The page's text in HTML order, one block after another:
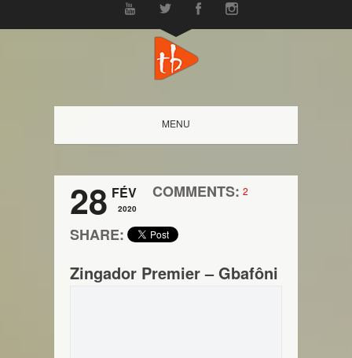
MENU
28 FÉV
2020
COMMENTS: 2
SHARE:
Zingador Premier – Gbafôni